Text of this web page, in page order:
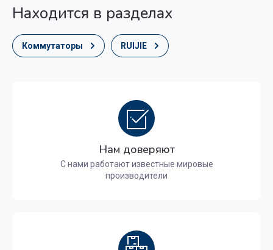
Находится в разделах
Коммутаторы RUIJIE
Нам доверяют
С нами работают известные мировые
производители